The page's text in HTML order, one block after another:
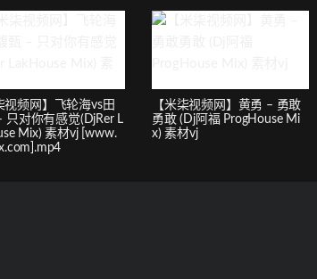
视频网】飞轮海vs田
只对你有感觉(DjRer L
Mix) 素材vj [www.
【米柒视频网】黄勇 – 勇敢
勇敢 (Dj阿福 ProgHouse Mi
x) 素材vj